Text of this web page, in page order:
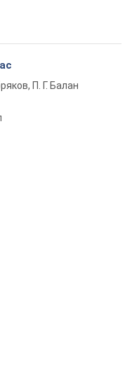
П. Г. Балан